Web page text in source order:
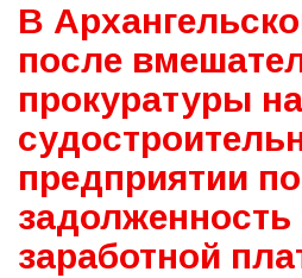
В
после
прокуратуры на
предприятии
задолженность
заработной